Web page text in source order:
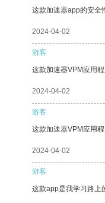
这款加速器app的安全
2024-04-02
游客
这款加速器VPM应用
2024-04-02
游客
这款加速器VPM应用
2024-04-02
游客
这款app是我学习路上